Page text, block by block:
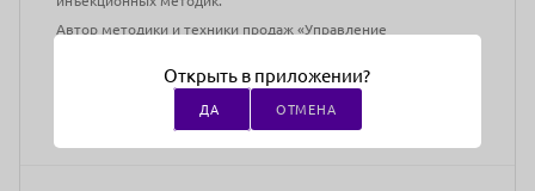
Автор методики и техники продаж «Управление
Адрес проведения:г Екатеринбург, ул Энгельса, д 36 (БЦ
«Филитцъ», этаж 5, офис 514)
Открыть в приложении?
ДА ОТМЕНА